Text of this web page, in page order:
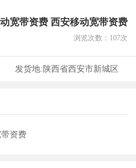
宽带资费 西安移动宽带资费
浏览次数： 107次
发货地:陕西省西安市新城区
资费